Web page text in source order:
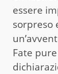
essere
sorpreso
Fate